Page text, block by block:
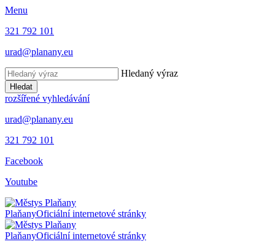
Menu
321 792 101
urad@planany.eu
Hledaný výraz
Hledat
rozšířené vyhledávání
urad@planany.eu
321 792 101
Facebook
Youtube
PlaňanyOficiální internetové stránky
PlaňanyOficiální internetové stránky